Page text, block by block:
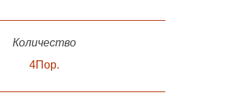
Количество
4Пор.